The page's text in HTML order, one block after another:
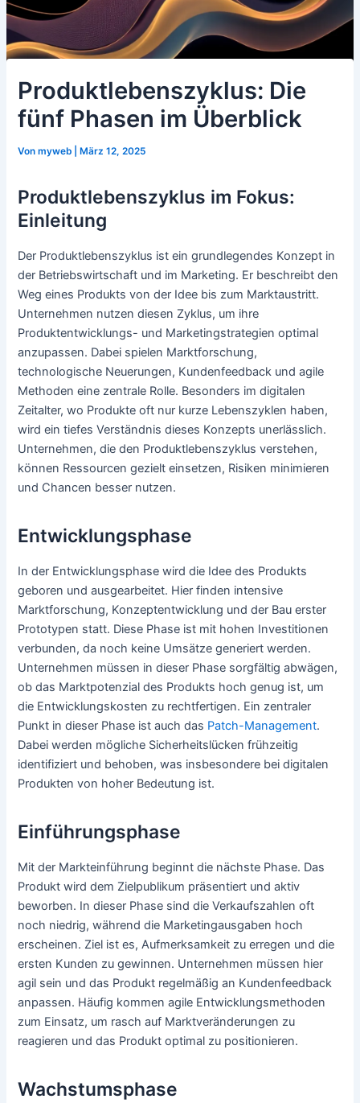
Produktlebenszyklus: Die
fünf Phasen im Überblick
Vonmyweb März 12, 2025
Produktlebenszyklus im Fokus:
Einleitung
Der Produktlebenszyklus ist ein grundlegendes Konzept in
der Betriebswirtschaft und im Marketing. Er beschreibt den
Weg eines Produkts von der Idee bis zum Marktaustritt.
Unternehmen nutzen diesen Zyklus, um ihre
Produktentwicklungs- und Marketingstrategien optimal
anzupassen. Dabei spielen Marktforschung,
technologische Neuerungen, Kundenfeedback und agile
Methoden eine zentrale Rolle. Besonders im digitalen
Zeitalter, wo Produkte oft nur kurze Lebenszyklen haben,
wird ein tiefes Verständnis dieses Konzepts unerlässlich.
Unternehmen, die den Produktlebenszyklus verstehen,
können Ressourcen gezielt einsetzen, Risiken minimieren
und Chancen besser nutzen.
Entwicklungsphase
In der Entwicklungsphase wird die Idee des Produkts
geboren und ausgearbeitet. Hier finden intensive
Marktforschung, Konzeptentwicklung und der Bau erster
Prototypen statt. Diese Phase ist mit hohen Investitionen
verbunden, da noch keine Umsätze generiert werden.
Unternehmen müssen in dieser Phase sorgfältig abwägen,
ob das Marktpotenzial des Produkts hoch genug ist, um
die Entwicklungskosten zu rechtfertigen. Ein zentraler
Punkt in dieser Phase ist auch das Patch-Management.
Dabei werden mögliche Sicherheitslücken frühzeitig
identifiziert und behoben, was insbesondere bei digitalen
Produkten von hoher Bedeutung ist.
Einführungsphase
Mit der Markteinführung beginnt die nächste Phase. Das
Produkt wird dem Zielpublikum präsentiert und aktiv
beworben. In dieser Phase sind die Verkaufszahlen oft
noch niedrig, während die Marketingausgaben hoch
erscheinen. Ziel ist es, Aufmerksamkeit zu erregen und die
ersten Kunden zu gewinnen. Unternehmen müssen hier
agil sein und das Produkt regelmäßig an Kundenfeedback
anpassen. Häufig kommen agile Entwicklungsmethoden
zum Einsatz, um rasch auf Marktveränderungen zu
reagieren und das Produkt optimal zu positionieren.
Wachstumsphase